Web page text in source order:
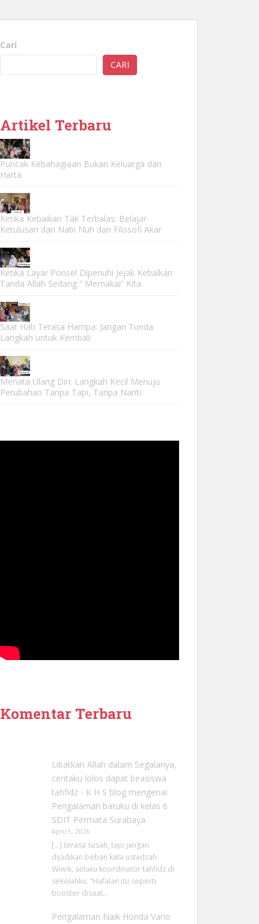
Cari
CARI
Artikel Terbaru
Puncak Kebahagiaan Bukan Keluarga dan
Harta
Ketika Kebaikan Tak Terbalas: Belajar
Ketulusan dari Nabi Nuh dan Filosofi Akar
Ketika Layar Ponsel Dipenuhi Jejak Kebaikan:
Tanda Allah Sedang “ Memakai” Kita
Saat Hati Terasa Hampa: Jangan Tunda
Langkah untuk Kembali
Menata Ulang Diri: Langkah Kecil Menuju
Perubahan Tanpa Tapi, Tanpa Nanti
Komentar Terbaru
Libatkan Allah dalam Segalanya,
ceritaku lolos dapat beasiswa
tahfidz - K H S blogmengenai
Pengalaman baruku di kelas 6
SDIT Permata Surabaya
April 5, 2026
[…] terasa susah, tapi jangan
dijadikan beban kata ustadzah
Wiwik, selaku koordinator tahfidz di
sekolahku. “Hafalan itu seperti
booster disaat…
Pengalaman Naik Honda Vario